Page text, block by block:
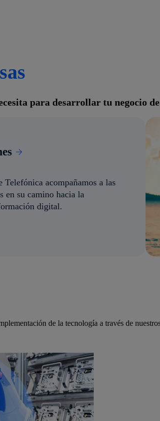
para desarrollar tu negocio
Telefónica acompañamos a las
en su camino hacia la
digital.
de la tecnología a través de